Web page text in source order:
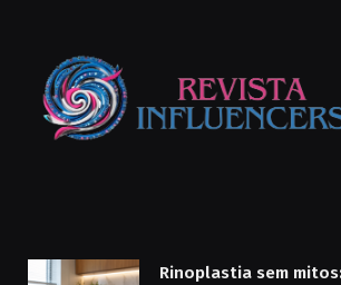
Rinoplastia sem